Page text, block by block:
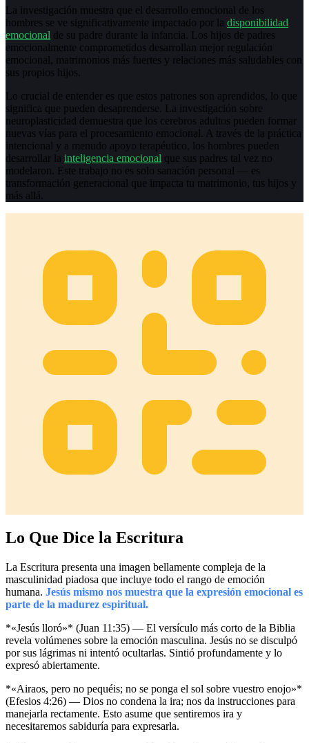
La investigación muestra que el desarrollo emocional de los
hombres se ve significativamente impactado por la disponibilidad
emocional de su padre durante la infancia. Los hijos de padres
emocionalmente comprometidos desarrollan mejor regulación
emocional, matrimonios más fuertes y relaciones más saludables con
sus propios hijos.
Lo crucial de entender es que estos patrones son aprendidos, lo que
significa que pueden desaprenderse. La investigación sobre
neuroplasticidad demuestra que los cerebros adultos pueden formar
nuevas vías para el procesamiento emocional. A través de la práctica
intencional y a menudo apoyo terapéutico, los hombres pueden
desarrollar la inteligencia emocional que sus padres tal vez no
modelaron. Este trabajo no es solo sanación personal — es
transformación generacional que impacta tu matrimonio, tus hijos y
más allá.
Lo Que Dice la Escritura
La Escritura presenta una imagen bellamente compleja de la
masculinidad piadosa que incluye todo el rango de emoción
humana. Jesús mismo nos muestra que la expresión emocional es
parte de la madurez espiritual.
*«Jesús lloró»* (Juan 11:35) — El versículo más corto de la Biblia
revela volúmenes sobre la emoción masculina. Jesús no se disculpó
por sus lágrimas ni intentó ocultarlas. Sintió profundamente y lo
expresó abiertamente.
*«Airaos, pero no pequéis; no se ponga el sol sobre vuestro enojo»*
(Efesios 4:26) — Dios no condena la ira; nos da instrucciones para
manejarla rectamente. Esto asume que sentiremos ira y
necesitaremos sabiduría para expresarla.